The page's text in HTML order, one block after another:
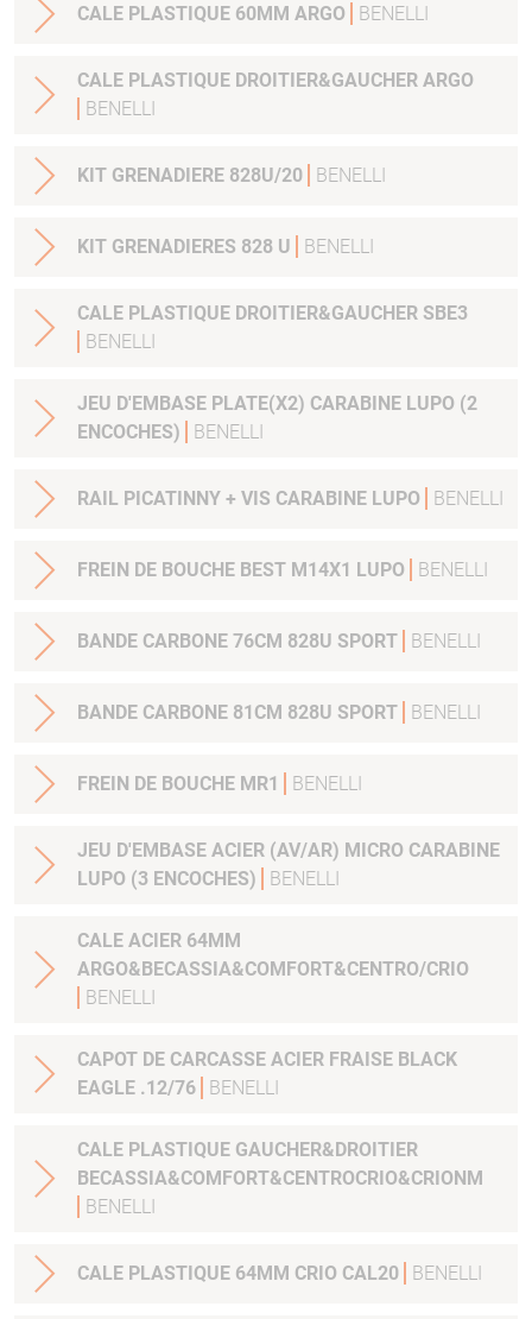
CALE PLASTIQUE 60MM ARGO BENELLI
CALE PLASTIQUE DROITIER&GAUCHER ARGO
BENELLI
KIT GRENADIERE 828U/20 BENELLI
KIT GRENADIERES 828 U BENELLI
CALE PLASTIQUE DROITIER&GAUCHER SBE3
BENELLI
JEU D'EMBASE PLATE(X2) CARABINE LUPO (2
ENCOCHES)
BENELLI
RAIL PICATINNY + VIS CARABINE LUPO BENELLI
FREIN DE BOUCHE BEST M14X1 LUPO BENELLI
BANDE CARBONE 76CM 828U SPORT BENELLI
BANDE CARBONE 81CM 828U SPORT BENELLI
FREIN DE BOUCHE MR1 BENELLI
JEU D'EMBASE ACIER (AV/AR) MICRO CARABINE
LUPO (3 ENCOCHES)
BENELLI
CALE ACIER 64MM
ARGO&BECASSIA&COMFORT&CENTRO/CRIO
BENELLI
CAPOT DE CARCASSE ACIER FRAISE BLACK
EAGLE .12/76
BENELLI
CALE PLASTIQUE GAUCHER&DROITIER
BECASSIA&COMFORT&CENTROCRIO&CRIONM
BENELLI
CALE PLASTIQUE 64MM CRIO CAL20 BENELLI